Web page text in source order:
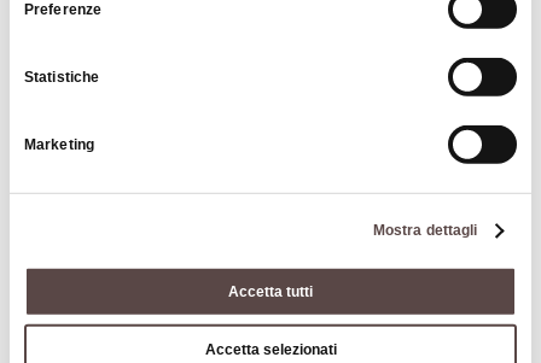
Preferenze
Statistiche
Marketing
Mostra dettagli
Accetta tutti
Accetta selezionati
FROM€ 30
eXtraBO Gift Card